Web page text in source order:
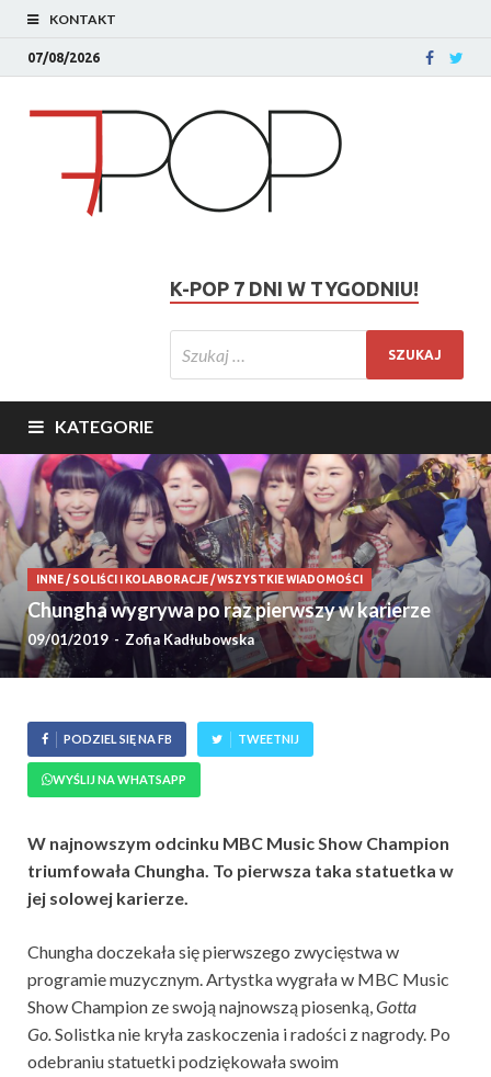
KONTAKT
07/08/2026
K-POP 7 DNI W TYGODNIU!
KATEGORIE
INNE/SOLIŚCI I KOLABORACJE/WSZYSTKIE WIADOMOŚCI
Chungha wygrywa po raz pierwszy w karierze
09/01/2019 - Zofia Kadłubowska
PODZIEL SIĘ NA FB TWEETNIJ
WYŚLIJ NA WHATSAPP
W najnowszym odcinku MBC Music Show Champion
triumfowała Chungha. To pierwsza taka statuetka w
jej solowej karierze.
Chungha doczekała się pierwszego zwycięstwa w
programie muzycznym. Artystka wygrała w MBC Music
Show Champion ze swoją najnowszą piosenką,Gotta
Go.Solistka nie kryła zaskoczenia i radości z nagrody. Po
odebraniu statuetki podziękowała swoim